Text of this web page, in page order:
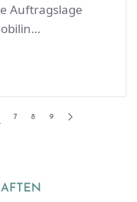
Auftragslage
7 8 9